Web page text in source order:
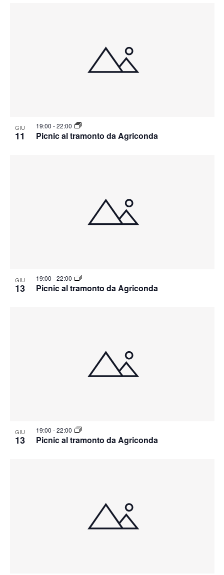
GIU
11 Picnic al tramonto da Agriconda
19:00 -22:00
GIU
13 Picnic al tramonto da Agriconda
19:00 -22:00
GIU
13 Picnic al tramonto da Agriconda
19:00 -22:00